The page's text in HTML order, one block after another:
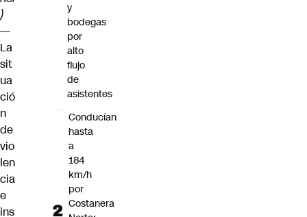
)
—
La
sit
ua
ció
n
de
vio
len
cia
e
ins
y
bodegas
por
alto
flujo
de
asistentes
Conducían
hasta
a
184
km/h
por
Costanera